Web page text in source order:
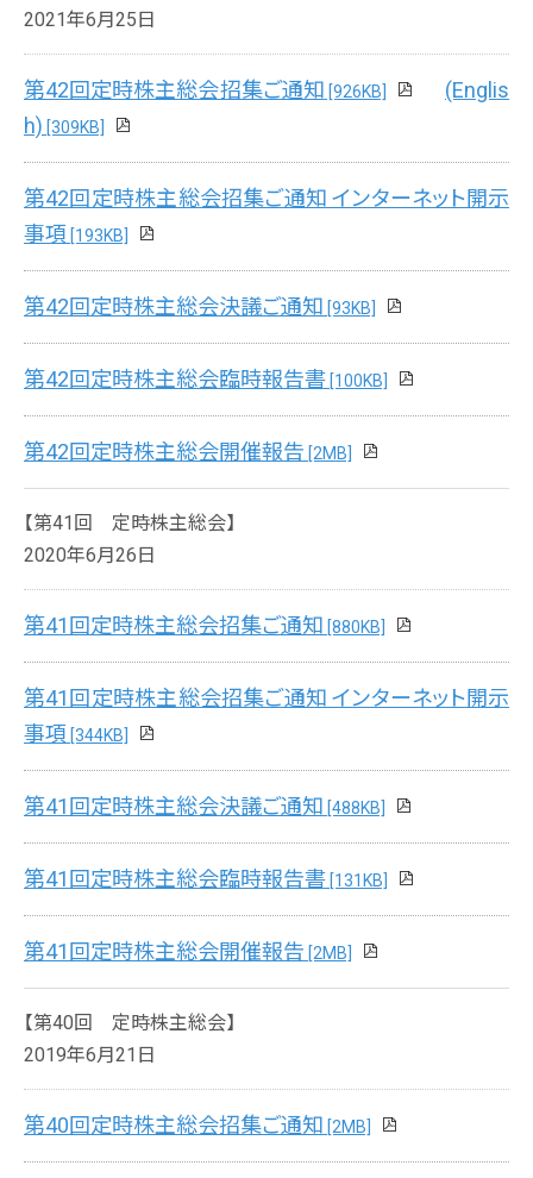
2021年6月25日
第42回定時株主総会招集ご通知 [926KB]
(Englis
h) [309KB]
第42回定時株主総会招集ご通知 インターネット開示
事項 [193KB]
第42回定時株主総会決議ご通知 [93KB]
第42回定時株主総会臨時報告書 [100KB]
第42回定時株主総会開催報告 [2MB]
【第41回 定時株主総会】
2020年6月26日
第41回定時株主総会招集ご通知 [880KB]
第41回定時株主総会招集ご通知 インターネット開示
事項 [344KB]
第41回定時株主総会決議ご通知 [488KB]
第41回定時株主総会臨時報告書 [131KB]
第41回定時株主総会開催報告 [2MB]
【第40回 定時株主総会】
2019年6月21日
第40回定時株主総会招集ご通知 [2MB]